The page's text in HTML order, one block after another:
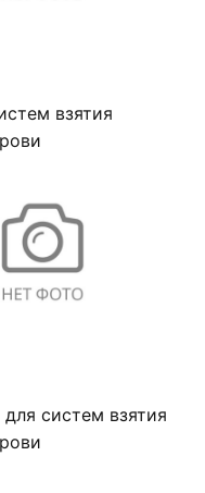
взятия
систем взятия